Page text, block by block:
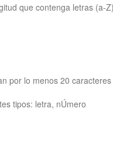
que contenga letras (a-
por lo menos 20
tipos: letra, nÚmero